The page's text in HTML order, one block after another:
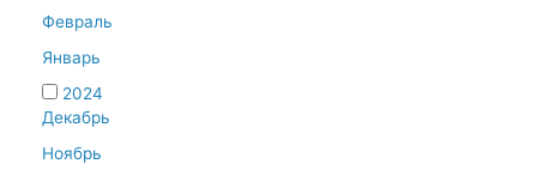
Февраль
Январь
2024
Декабрь
Ноябрь